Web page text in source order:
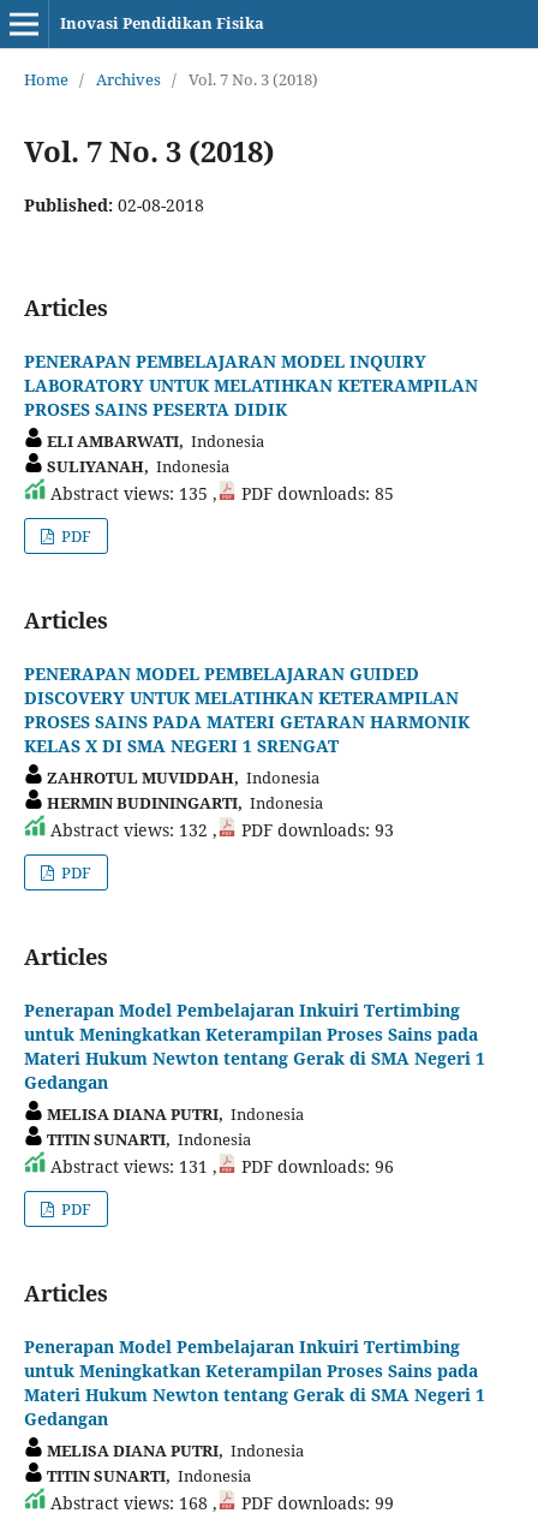
Inovasi Pendidikan Fisika
Home / Archives / Vol. 7 No. 3 (2018)
Vol. 7 No. 3 (2018)
Published: 02-08-2018
Articles
PENERAPAN PEMBELAJARAN MODEL INQUIRY
LABORATORY UNTUK MELATIHKAN KETERAMPILAN
PROSES SAINS PESERTA DIDIK
ELI AMBARWATI, Indonesia
SULIYANAH, Indonesia
Abstract views: 135 , PDF downloads: 85
PDF
Articles
PENERAPAN MODEL PEMBELAJARAN GUIDED
DISCOVERY UNTUK MELATIHKAN KETERAMPILAN
PROSES SAINS PADA MATERI GETARAN HARMONIK
KELAS X DI SMA NEGERI 1 SRENGAT
ZAHROTUL MUVIDDAH, Indonesia
HERMIN BUDININGARTI, Indonesia
Abstract views: 132 , PDF downloads: 93
PDF
Articles
Penerapan Model Pembelajaran Inkuiri Tertimbing
untuk Meningkatkan Keterampilan Proses Sains pada
Materi Hukum Newton tentang Gerak di SMA Negeri 1
Gedangan
MELISA DIANA PUTRI, Indonesia
TITIN SUNARTI, Indonesia
Abstract views: 131 , PDF downloads: 96
PDF
Articles
Penerapan Model Pembelajaran Inkuiri Tertimbing
untuk Meningkatkan Keterampilan Proses Sains pada
Materi Hukum Newton tentang Gerak di SMA Negeri 1
Gedangan
MELISA DIANA PUTRI, Indonesia
TITIN SUNARTI, Indonesia
Abstract views: 168 , PDF downloads: 99